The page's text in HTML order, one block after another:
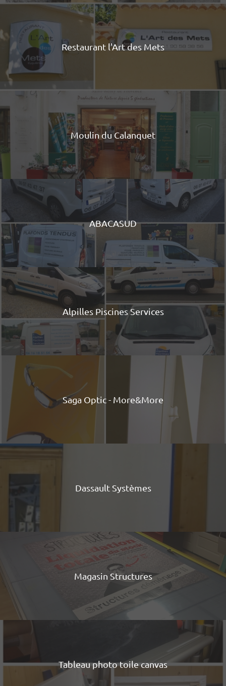
Restaurant l'Art des Mets
Moulin du Calanquet
ABACASUD
Alpilles Piscines Services
Saga Optic - More&More
Dassault Systèmes
Magasin Structures
Tableau photo toile canvas